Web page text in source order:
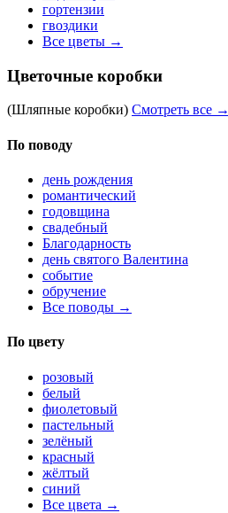
гортензии
гвоздики
Все цветы →
Цветочные коробки
(Шляпные коробки) Смотреть все →
По поводу
день рождения
романтический
годовщина
свадебный
Благодарность
день святого Валентина
событие
обручение
Все поводы →
По цвету
розовый
белый
фиолетовый
пастельный
зелёный
красный
жёлтый
синий
Все цвета →